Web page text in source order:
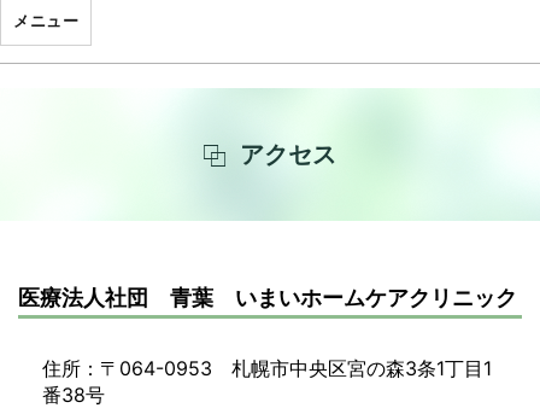
メニュー
アクセス
医療法人社団 青葉 いまいホームケアクリニック
住所：〒064-0953 札幌市中央区宮の森3条1丁目1
番38号